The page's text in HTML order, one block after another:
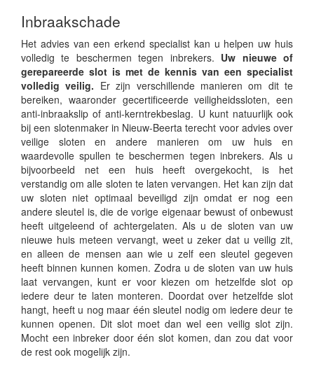
Inbraakschade
Het advies van een erkend specialist kan u helpen uw huis
volledig te beschermen tegen inbrekers. Uw nieuwe of
gerepareerde slot is met de kennis van een specialist
volledig veilig. Er zijn verschillende manieren om dit te
bereiken, waaronder gecertificeerde veiligheidssloten, een
anti-inbraakslip of anti-kerntrekbeslag. U kunt natuurlijk ook
bij een slotenmaker in Nieuw-Beerta terecht voor advies over
veilige sloten en andere manieren om uw huis en
waardevolle spullen te beschermen tegen inbrekers. Als u
bijvoorbeeld net een huis heeft overgekocht, is het
verstandig om alle sloten te laten vervangen. Het kan zijn dat
uw sloten niet optimaal beveiligd zijn omdat er nog een
andere sleutel is, die de vorige eigenaar bewust of onbewust
heeft uitgeleend of achtergelaten. Als u de sloten van uw
nieuwe huis meteen vervangt, weet u zeker dat u veilig zit,
en alleen de mensen aan wie u zelf een sleutel gegeven
heeft binnen kunnen komen. Zodra u de sloten van uw huis
laat vervangen, kunt er voor kiezen om hetzelfde slot op
iedere deur te laten monteren. Doordat over hetzelfde slot
hangt, heeft u nog maar één sleutel nodig om iedere deur te
kunnen openen. Dit slot moet dan wel een veilig slot zijn.
Mocht een inbreker door één slot komen, dan zou dat voor
de rest ook mogelijk zijn.